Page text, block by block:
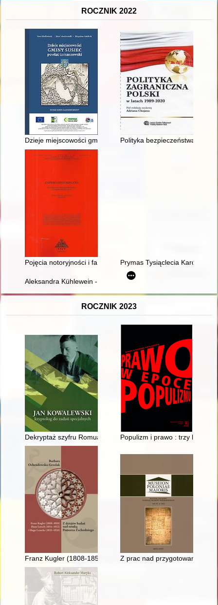
ROCZNIK 2022
Dzieje miejscowości gminy Susiec powiat tomaszowski
Polityka bezpieczeństwa
Pojęcia notoryjności i famy w protokole procesu polsko-
Prymas Tysiąclecia Kardynał
Aleksandra Kühlewein - rytowniczka "Widoków Łowicza" :
ROCZNIK 2023
Dekryptaż szyfru Romualda Traugutta i biskupa Andrzeja
Populizm i prawo : trzy lekcje z
Franz Kugler (1808-1858), Hans Lutsch (1854-1922) i Hugo
Z prac nad przygotowaniem